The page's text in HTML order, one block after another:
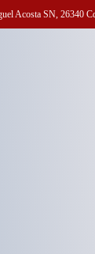
Acosta SN, 26340